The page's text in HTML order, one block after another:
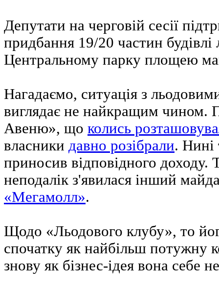
Депутати на черговій сесії
придбання 19/20 частин будівлі
Центральному парку площею
Нагадаємо, ситуація з
виглядає не найкращим чином.
Авеню», що колись
власники давно розібрали. Нині
приносив відповідного
неподалік з'явилася інший
«Мегамолл».
Щодо «Льодового клубу», то
спочатку як найбільш потужну
знову як бізнес-ідея вона себе